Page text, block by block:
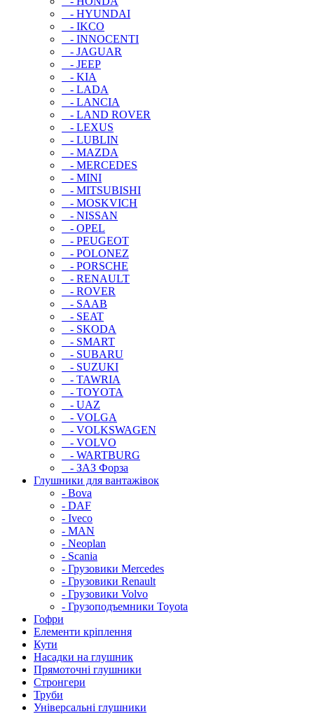
- HYUNDAI
- IKCO
- INNOCENTI
- JAGUAR
- JEEP
- KIA
- LADA
- LANCIA
- LAND ROVER
- LEXUS
- LUBLIN
- MAZDA
- MERCEDES
- MINI
- MITSUBISHI
- MOSKVICH
- NISSAN
- OPEL
- PEUGEOT
- POLONEZ
- PORSCHE
- RENAULT
- ROVER
- SAAB
- SEAT
- SKODA
- SMART
- SUBARU
- SUZUKI
- TAWRIA
- TOYOTA
- UAZ
- VOLGA
- VOLKSWAGEN
- VOLVO
- WARTBURG
- ЗАЗ Форза
Глушники для вантажівок
- Bova
- DAF
- Iveco
- MAN
- Neoplan
- Scania
- Грузовики Mercedes
- Грузовики Renault
- Грузовики Volvo
- Грузоподъемники Toyota
Гофри
Елементи кріплення
Кути
Насадки на глушник
Прямоточні глушники
Стронгери
Труби
Універсальні глушники